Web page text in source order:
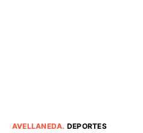
AVELLANEDA. DEPORTES